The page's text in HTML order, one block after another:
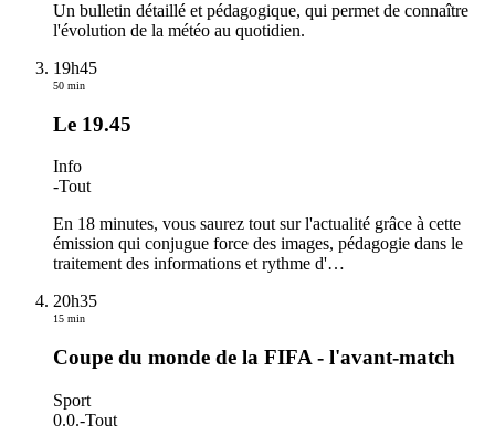
Un bulletin détaillé et pédagogique, qui permet de connaître
l'évolution de la météo au quotidien.
19h45
50 min
Le 19.45
Info
-Tout
En 18 minutes, vous saurez tout sur l'actualité grâce à cette
émission qui conjugue force des images, pédagogie dans le
traitement des informations et rythme d'…
20h35
15 min
Coupe du monde de la FIFA - l'avant-match
Sport
0.0.-Tout